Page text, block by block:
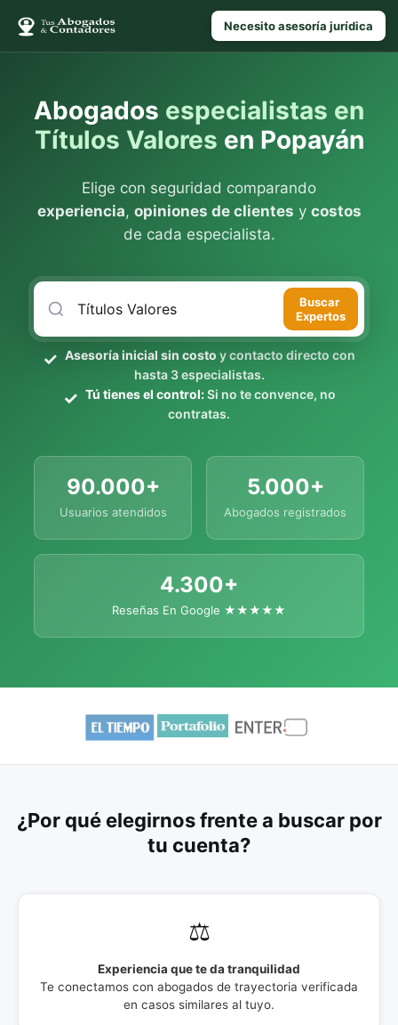
Necesito asesoría jurídica
Abogados especialistas en
Títulos Valores en Popayán
Elige con seguridad comparando
experiencia, opiniones de clientes y costos
de cada especialista.
Buscar
Expertos
Asesoría inicial sin costo y contacto directo con
hasta 3 especialistas.
Tú tienes el control:Si no te convence, no
contratas.
90.000+
Usuarios atendidos
5.000+
Abogados registrados
4.300+
Reseñas En Google ★★★★★
¿Por qué elegirnos frente a buscar por
tu cuenta?
⚖️
Experiencia que te da tranquilidad
Te conectamos con abogados de trayectoria verificada
en casos similares al tuyo.